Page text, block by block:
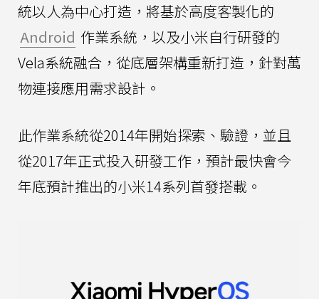
統以人為中心打造，將基於高度客製化的
Android 作業系統，以及小米自行研發的
Vela系統融合，從底層架構重新打造，針對萬
物連接應用需求設計。
此作業系統從2014年開始探索、驗證，並且
從2017年正式投入研發工作，預計最快會今
年底預計推出的小米14系列首發搭載。